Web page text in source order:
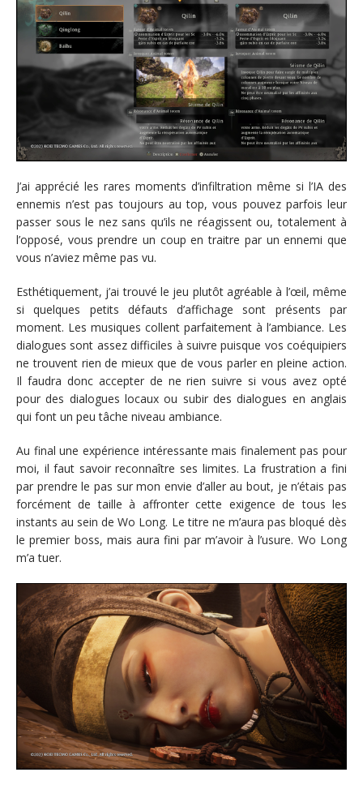
J’ai apprécié les rares moments d’infiltration même si l’IA des
ennemis n’est pas toujours au top, vous pouvez parfois leur
passer sous le nez sans qu’ils ne réagissent ou, totalement à
l’opposé, vous prendre un coup en traitre par un ennemi que
vous n’aviez même pas vu.
Esthétiquement, j’ai trouvé le jeu plutôt agréable à l’œil, même
si quelques petits défauts d’affichage sont présents par
moment. Les musiques collent parfaitement à l’ambiance. Les
dialogues sont assez difficiles à suivre puisque vos coéquipiers
ne trouvent rien de mieux que de vous parler en pleine action.
Il faudra donc accepter de ne rien suivre si vous avez opté
pour des dialogues locaux ou subir des dialogues en anglais
qui font un peu tâche niveau ambiance.
Au final une expérience intéressante mais finalement pas pour
moi, il faut savoir reconnaître ses limites. La frustration a fini
par prendre le pas sur mon envie d’aller au bout, je n’étais pas
forcément de taille à affronter cette exigence de tous les
instants au sein de Wo Long. Le titre ne m’aura pas bloqué dès
le premier boss, mais aura fini par m’avoir à l’usure. Wo Long
m’a tuer.